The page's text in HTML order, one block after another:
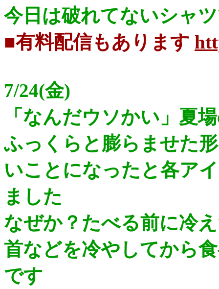
今日は破れてないシ
■有料配信もあります
7/24(金)
「なんだウソかい」夏
ふっくらと膨らませた
いことになったと各ア
ました
なぜか？たべる前に冷
首などを冷やしてから
です